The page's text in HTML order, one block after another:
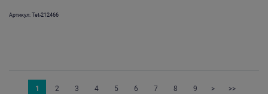
Артикул: Tet-212466
1 2 3 4 5 6 7 8 9 > >>